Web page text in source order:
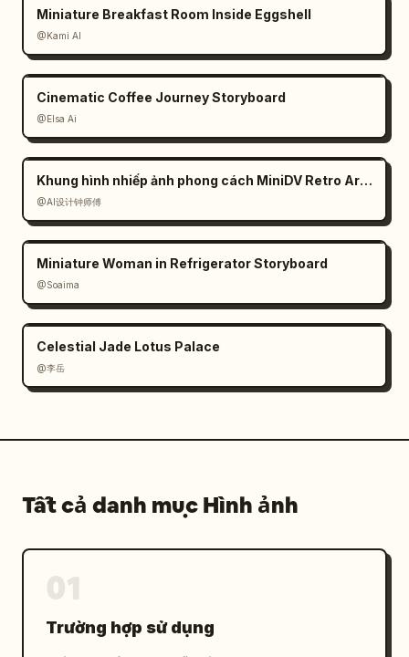
Miniature Breakfast Room Inside Eggshell
@Kami AI
Cinematic Coffee Journey Storyboard
@Elsa Ai
Khung hình nhiếp ảnh phong cách MiniDV Retro Arcade
@AI设计钟师傅
Miniature Woman in Refrigerator Storyboard
@Soaima
Celestial Jade Lotus Palace
@李岳
Tất cả danh mục Hình ảnh
Trường hợp sử dụng